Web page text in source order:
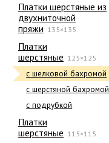
Платки шерстяные из
двухниточной
пряжи 135×135
Платки
шерстяные 125×125
с шелковой бахромой
с шерстяной бахромой
с подрубкой
Платки
шерстяные 115×115